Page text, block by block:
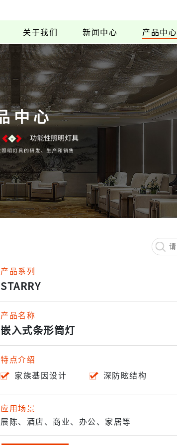
关于我们 新闻中心 产品中心
产品系列
STARRY
产品名称
嵌入式条形筒灯
特点介绍
家族基因设计
深防眩结构
应用场景
展陈、酒店、商业、办公、家居等